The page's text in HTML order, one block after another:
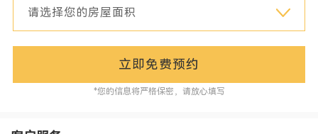
立即免费预约
*您的信息将严格保密，请放心填写